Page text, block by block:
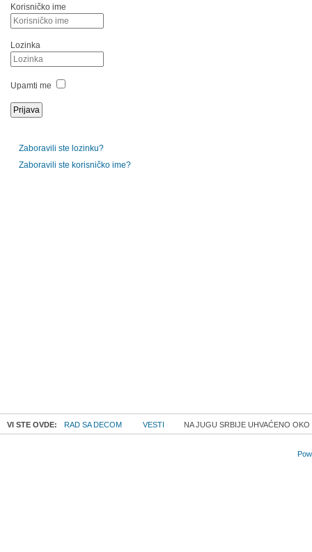
Korisničko ime
Lozinka
Upamti me
Zaboravili ste lozinku?
Zaboravili ste korisničko ime?
VI STE OVDE: RAD SA DECOM VESTI NA JUGU SRBIJE UHVAĆENO